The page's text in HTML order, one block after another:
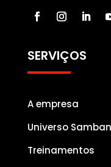
SERVIÇOS
A empresa
Universo
Treinamentos